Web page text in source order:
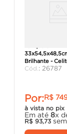
Brilhante -
: 26787
Por:R$
à vista no pix
Em até 8x
R$ 93,73